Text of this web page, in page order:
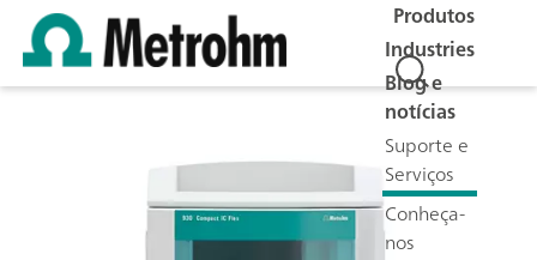
Produtos
Industries
Blog e
notícias
Suporte e
Serviços
Conheça-
nos